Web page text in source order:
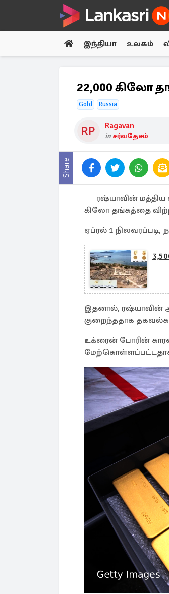
இந்தியா உலகம்
22,000 கிலோ
Gold Russia
Ragavan
in சர்வதேசம்
Share
ரஷ்யாவின் மத்திய
கிலோ தங்கத்தை
ஏப்ரல் 1 நிலவரப்படி,
இதனால், ரஷ்யாவின்
குறைந்ததாக
உக்ரைன் போரின்
மேற்கொள்ளப்பட்டதாக